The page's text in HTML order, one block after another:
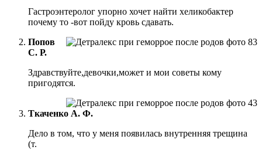
Гастроэнтеролог упорно хочет найти хеликобактер
почему то -вот пойду кровь сдавать.
Попов
С. Р.
Здравствуйте,девочки,может и мои советы кому
пригодятся.
Ткаченко А. Ф.
Дело в том, что у меня появилась внутренняя трещина
(т.